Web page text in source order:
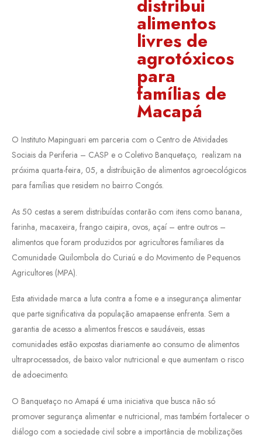
distribui
alimentos
livres de
agrotóxicos
para
famílias de
Macapá
O Instituto Mapinguari em parceria com o Centro de Atividades
Sociais da Periferia – CASP e o Coletivo Banquetaço, realizam na
próxima quarta-feira, 05, a distribuição de alimentos agroecológicos
para famílias que residem no bairro Congós.
As 50 cestas a serem distribuídas contarão com itens como banana,
farinha, macaxeira, frango caipira, ovos, açaí – entre outros –
alimentos que foram produzidos por agricultores familiares da
Comunidade Quilombola do Curiaú e do Movimento de Pequenos
Agricultores (MPA).
Esta atividade marca a luta contra a fome e a insegurança alimentar
que parte significativa da população amapaense enfrenta. Sem a
garantia de acesso a alimentos frescos e saudáveis, essas
comunidades estão expostas diariamente ao consumo de alimentos
ultraprocessados, de baixo valor nutricional e que aumentam o risco
de adoecimento.
O Banquetaço no Amapá é uma iniciativa que busca não só
promover segurança alimentar e nutricional, mas também fortalecer o
diálogo com a sociedade civil sobre a importância de mobilizações